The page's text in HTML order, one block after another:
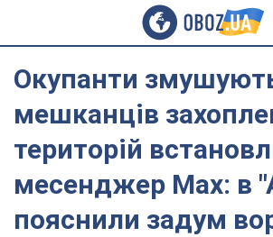
Окупанти
мешканців
територій
месенджер Max: в
пояснили задум